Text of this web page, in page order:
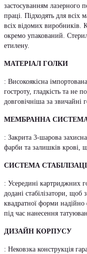
застосуванням лазерного
праці. Підходять для всіх
всіх відомих виробників.
окремо упакований.
етилену.
МАТЕРІАЛ ГОЛКИ
: Високоякісна
гостроту, гладкість та не
довговічніша за звичайні
МЕМБРАННА
: Закрита 3-шарова
фарби та залишків крові,
СИСТЕМА
: Усередині картриджних
додані стабілізатори,
квадратної форми надійно
під час нанесення
ДИЗАЙН КОРПУСУ
: Нековзка конструкція